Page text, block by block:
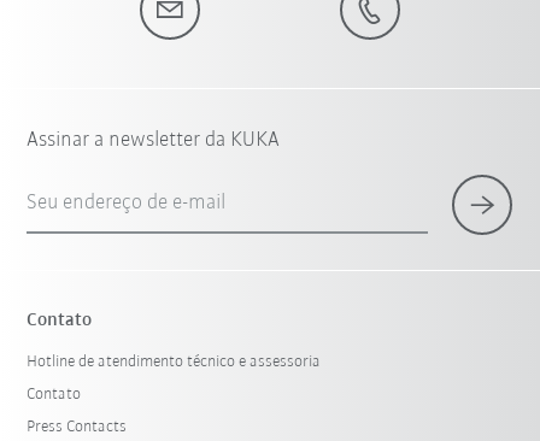
Assinar a newsletter da KUKA
Seu endereço de e-mail
Contato
Hotline de atendimento técnico e assessoria
Contato
Press Contacts